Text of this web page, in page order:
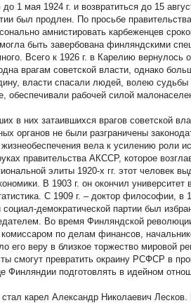
1 мая 1924 г. и возвратиться до 15
был продлен. По просьбе
амнистировать карбеженцев
быть завербована финляндскими
Всего к 1926 г. в Карелию
врагам советской власти, однако
власти спасали людей, волею
обеспечивали рабочей силой
в них затаившихся врагов советской
органов не были разграничены
вела к усилению роли
правительства АКССР, которое
элиты 1920-х гг. этот человек
В 1903 г. он окончил университет
С 1909 г. – доктор философии, в
демократической партии был
Во время Финляндской
по делам финансов,
его веру в близкое торжество мировой
смогут превратить окраину РСФСР в
Финляндии подготовлять в идейном
карел Александр Николаевич